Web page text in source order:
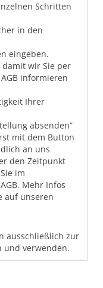
Schritten
in den
eingeben.
damit wir Sie per
informieren
Ihrer
absenden”
mit dem Button
an uns
den Zeitpunkt
im
Mehr Infos
auf unseren
ausschließlich zur
und verwenden.